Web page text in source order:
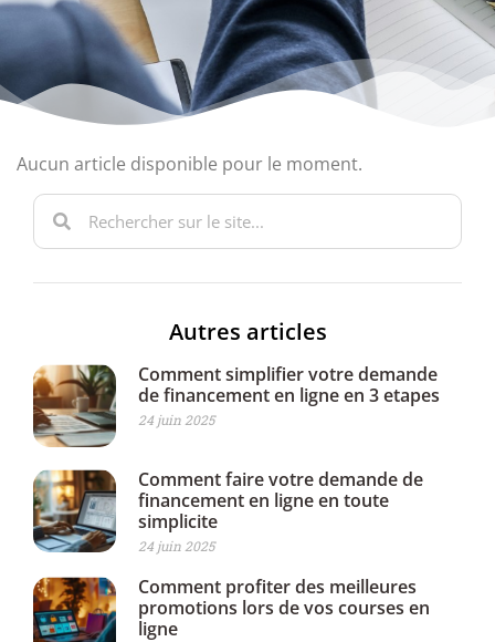
Aucun article disponible pour le moment.
Autres articles
Comment simplifier votre demande
de financement en ligne en 3 etapes
24 juin 2025
Comment faire votre demande de
financement en ligne en toute
simplicite
24 juin 2025
Comment profiter des meilleures
promotions lors de vos courses en
ligne